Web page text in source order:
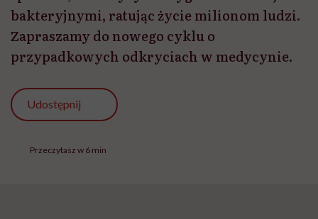
bakteryjnymi, ratując życie milionom ludzi.
Zapraszamy do nowego cyklu o
przypadkowych odkryciach w medycynie.
Udostępnij
Przeczytasz w 6 min